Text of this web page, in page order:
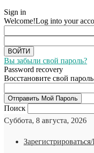
Sign in
Welcome!Log into your
Вы забыли свой пароль?
Password recovery
Восстановите свой пароль
Поиск
Суббота, 8 августа, 2026